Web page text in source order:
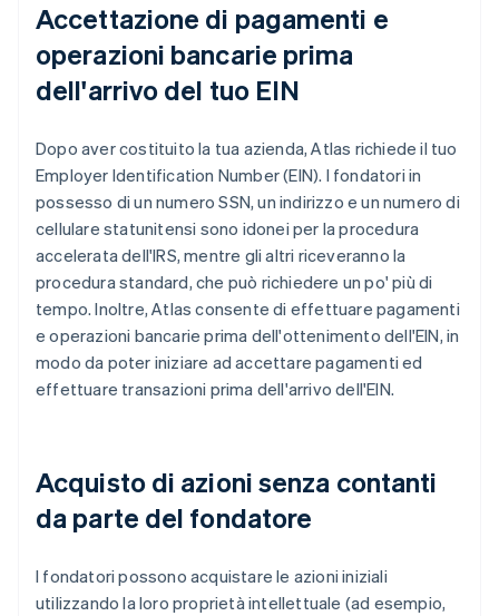
Accettazione di pagamenti e
operazioni bancarie prima
dell'arrivo del tuo EIN
Dopo aver costituito la tua azienda, Atlas richiede il tuo
Employer Identification Number (EIN). I fondatori in
possesso di un numero SSN, un indirizzo e un numero di
cellulare statunitensi sono idonei per la procedura
accelerata dell'IRS, mentre gli altri riceveranno la
procedura standard, che può richiedere un po' più di
tempo. Inoltre, Atlas consente di effettuare pagamenti
e operazioni bancarie prima dell'ottenimento dell'EIN, in
modo da poter iniziare ad accettare pagamenti ed
effettuare transazioni prima dell'arrivo dell'EIN.
Acquisto di azioni senza contanti
da parte del fondatore
I fondatori possono acquistare le azioni iniziali
utilizzando la loro proprietà intellettuale (ad esempio,